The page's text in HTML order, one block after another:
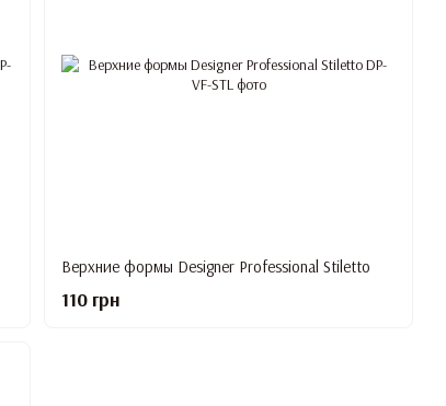
Верхние формы Designer Professional Stiletto
110 грн